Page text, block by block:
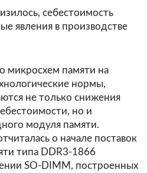
себестоимость
явления в производстве
микросхем памяти на
нормы,
не только снижения
но и
модуля памяти.
о начале поставок
типа DDR3-1866
SO-DIMM, построенных